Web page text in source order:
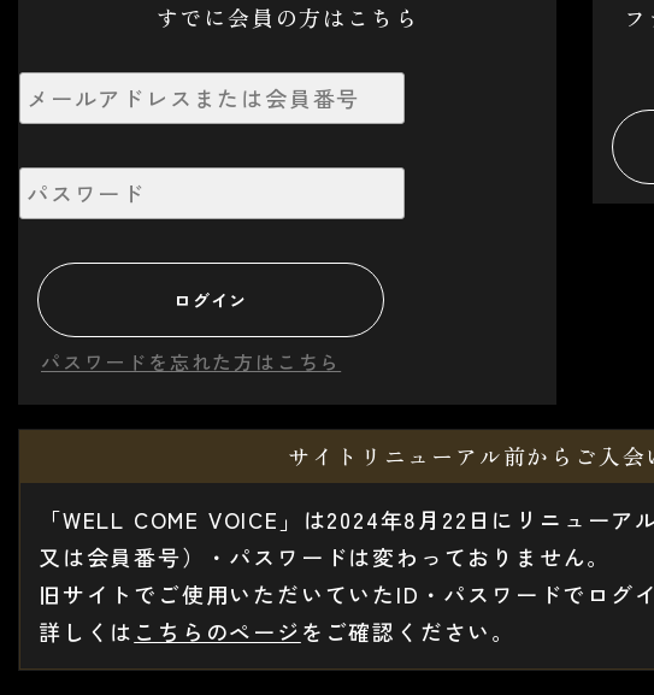
すでに会員の方はこちら
パスワードを忘れた方はこちら
サイトリニューアル前からご入
「WELL COME VOICE」は2024年8月22日にリニュー
又は会員番号）・パスワードは変わっておりません。
旧サイトでご使用いただいていたID・パスワードでログ
詳しくは こちらのページ をご確認ください。